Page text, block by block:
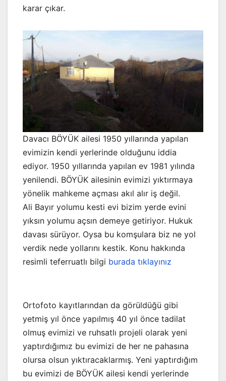
karar çıkar.
Davacı BÖYÜK ailesi 1950 yıllarında yapılan
evimizin kendi yerlerinde olduğunu iddia
ediyor. 1950 yıllarında yapılan ev 1981 yılında
yenilendi. BÖYÜK ailesinin evimizi yıktırmaya
yönelik mahkeme açması akıl alır iş değil.
Ali Bayır yolumu kesti evi bizim yerde evini
yıksın yolumu açsın demeye getiriyor. Hukuk
davası sürüyor. Oysa bu komşulara biz ne yol
verdik nede yollarını kestik. Konu hakkında
resimli teferruatlı bilgi burada tıklayınız
Ortofoto kayıtlarından da görüldüğü gibi
yetmiş yıl önce yapılmış 40 yıl önce tadilat
olmuş evimizi ve ruhsatlı projeli olarak yeni
yaptırdığımız bu evimizi de her ne pahasına
olursa olsun yıktıracaklarmış. Yeni yaptırdığım
bu evimizi de BÖYÜK ailesi kendi yerlerinde